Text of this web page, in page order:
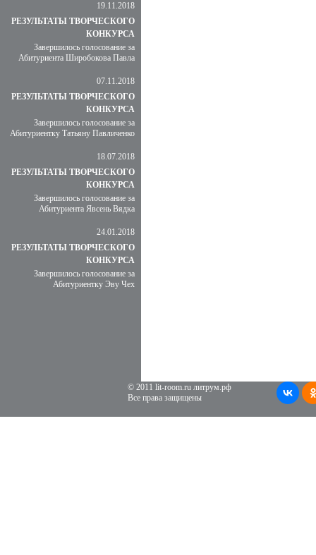
19.11.2018
РЕЗУЛЬТАТЫ ТВОРЧЕСКОГО
КОНКУРСА
Завершилось голосование за
Абитуриента Широбокова Павла
07.11.2018
РЕЗУЛЬТАТЫ ТВОРЧЕСКОГО
КОНКУРСА
Завершилось голосование за
Абитуриентку Татьяну Павличенко
18.07.2018
РЕЗУЛЬТАТЫ ТВОРЧЕСКОГО
КОНКУРСА
Завершилось голосование за
Абитуриента Явсень Вядка
24.01.2018
РЕЗУЛЬТАТЫ ТВОРЧЕСКОГО
КОНКУРСА
Завершилось голосование за
Абитуриентку Эву Чех
© 2011 lit-room.ru литрум.рф
Все права защищены